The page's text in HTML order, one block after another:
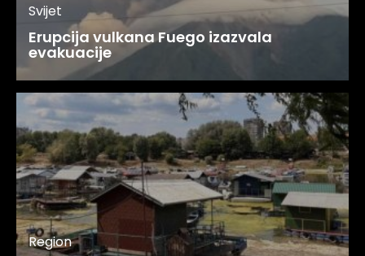
Svijet
Erupcija vulkana Fuego izazvala
evakuacije
Region